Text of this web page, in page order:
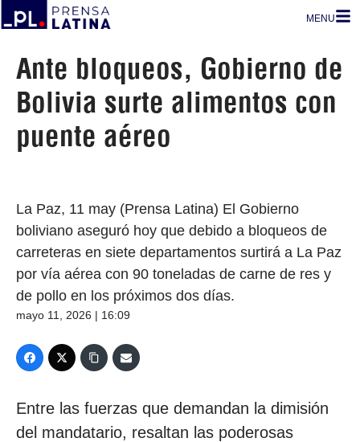
MENU
Ante bloqueos, Gobierno de
Bolivia surte alimentos con
puente aéreo
La Paz, 11 may (Prensa Latina) El Gobierno
boliviano aseguró hoy que debido a bloqueos de
carreteras en siete departamentos surtirá a La Paz
por vía aérea con 90 toneladas de carne de res y
de pollo en los próximos dos días.
mayo 11, 2026 | 16:09
Entre las fuerzas que demandan la dimisión
del mandatario, resaltan las poderosas